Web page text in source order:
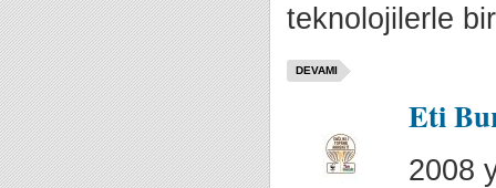
teknolojilerle
DEVAMI
Eti
2008